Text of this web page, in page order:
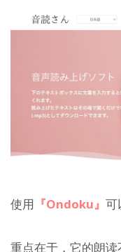
使用 『Ondoku』 可
重点在于，它的朗